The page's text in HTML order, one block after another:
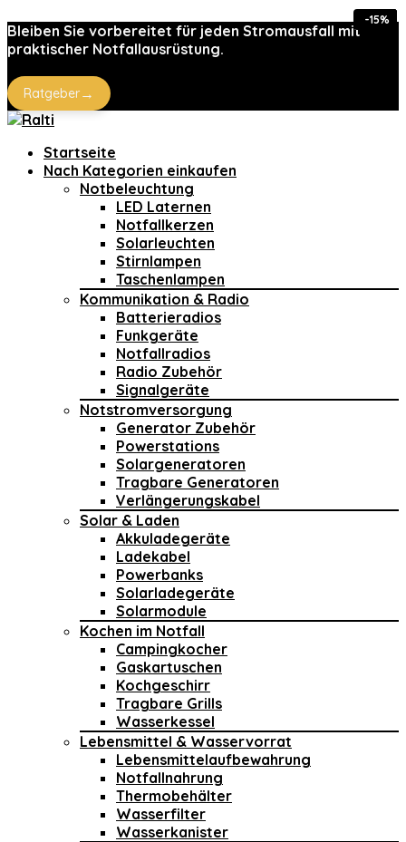
Bleiben Sie vorbereitet für jeden Stromausfall mit
praktischer Notfallausrüstung.
Ratgeber→
Startseite
Nach Kategorien einkaufen
Notbeleuchtung
LED Laternen
Notfallkerzen
Solarleuchten
Stirnlampen
Taschenlampen
Kommunikation & Radio
Batterieradios
Funkgeräte
Notfallradios
Radio Zubehör
Signalgeräte
Notstromversorgung
Generator Zubehör
Powerstations
Solargeneratoren
Tragbare Generatoren
Verlängerungskabel
Solar & Laden
Akkuladegeräte
Ladekabel
Powerbanks
Solarladegeräte
Solarmodule
Kochen im Notfall
Campingkocher
Gaskartuschen
Kochgeschirr
Tragbare Grills
Wasserkessel
Lebensmittel & Wasservorrat
Lebensmittelaufbewahrung
Notfallnahrung
Thermobehälter
Wasserfilter
Wasserkanister
-8%
-20%
-7%
-19%
-7%
-15%